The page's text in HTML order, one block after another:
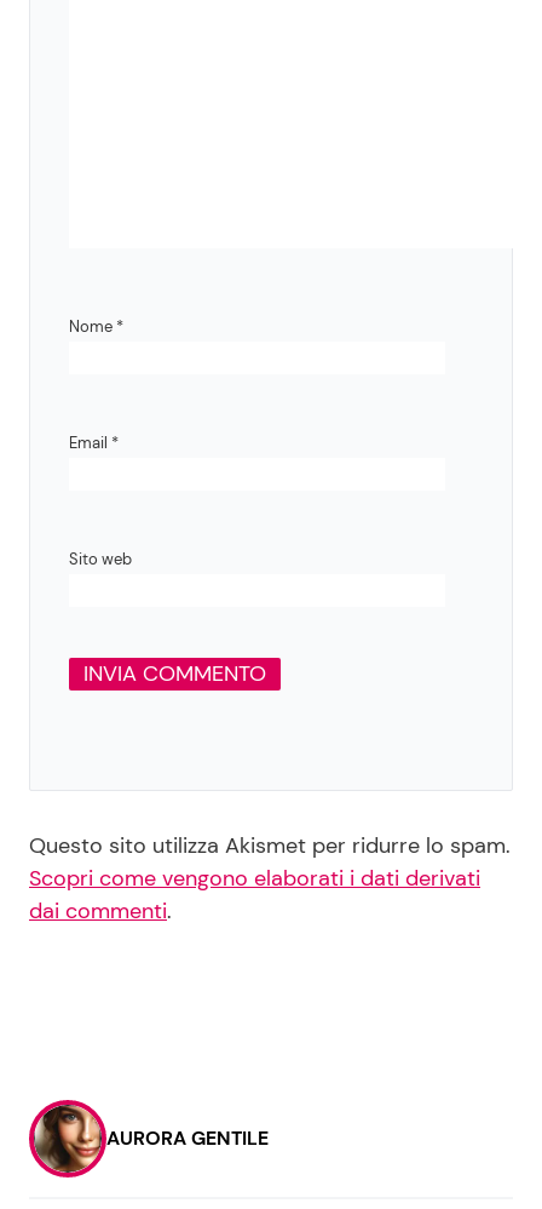
Nome *
Email *
Sito web
Questo sito utilizza Akismet per ridurre lo spam.
Scopri come vengono elaborati i dati derivati
dai commenti.
AURORA GENTILE